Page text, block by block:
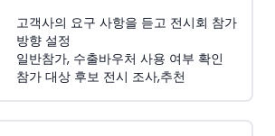
고객사의 요구 사항을 듣고 전시회 참가
방향 설정
일반참가, 수출바우처 사용 여부 확인
참가 대상 후보 전시 조사,추천